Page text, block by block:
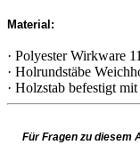
Material:
· Polyester Wirkware
· Holrundstäbe
· Holzstab befestigt
Für Fragen zu diesem